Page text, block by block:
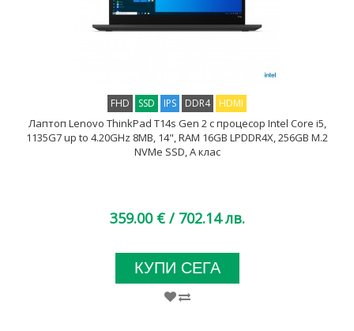
FHD SSD IPS DDR4 HDMI
Лаптоп Lenovo ThinkPad T14s Gen 2 с процесор Intel Core i5,
1135G7 up to 4.20GHz 8MB, 14", RAM 16GB LPDDR4X, 256GB M.2
NVMe SSD, A клас
359.00 € / 702.14 лв.
КУПИ СЕГА